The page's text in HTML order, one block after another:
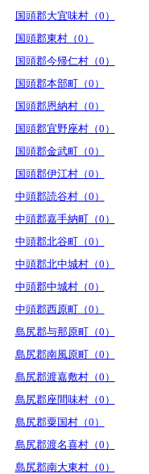
国頭郡大宜味村（0）
国頭郡東村（0）
国頭郡今帰仁村（0）
国頭郡本部町（0）
国頭郡恩納村（0）
国頭郡宜野座村（0）
国頭郡金武町（0）
国頭郡伊江村（0）
中頭郡読谷村（0）
中頭郡嘉手納町（0）
中頭郡北谷町（0）
中頭郡北中城村（0）
中頭郡中城村（0）
中頭郡西原町（0）
島尻郡与那原町（0）
島尻郡南風原町（0）
島尻郡渡嘉敷村（0）
島尻郡座間味村（0）
島尻郡粟国村（0）
島尻郡渡名喜村（0）
島尻郡南大東村（0）